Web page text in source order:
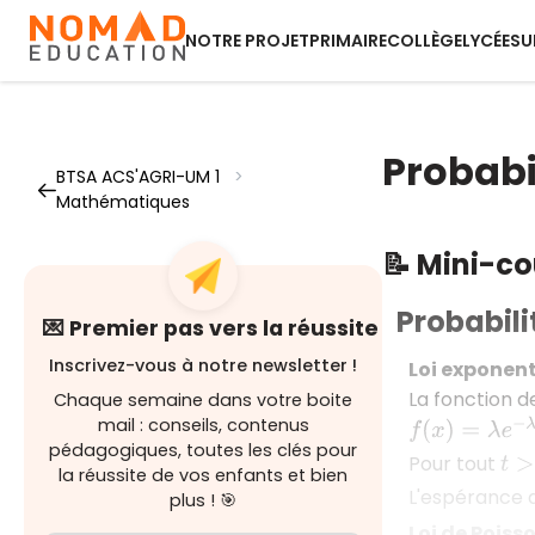
NOTRE PROJETPRIMAIRECOLLÈGELYCÉE
BTSA ACS'AGRI-UM 1
>
Mathématiques
💌 Premier pas vers la réussite
Inscrivez-vous à notre newsletter !
Chaque semaine dans votre boite
mail : conseils, contenus
pédagogiques, toutes les clés pour
la réussite de vos enfants et bien
plus ! 🎯
📝 Mini-
Loi
La fonction
f(x)= λe−λx
Pour tout t >0